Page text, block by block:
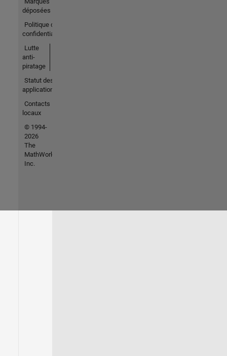
déposées
Politique de
confidentialité
Lutte
anti-
piratage
Statut des
applications
Contacts
locaux
© 1994-
2026
The
MathWorks,
Inc.